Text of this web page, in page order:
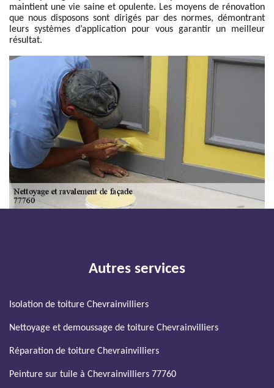
maintient une vie saine et opulente. Les moyens de rénovation
que nous disposons sont dirigés par des normes, démontrant
leurs systèmes d’application pour vous garantir un meilleur
résultat.
Autres services
Isolation de toiture Chevrainvilliers
Nettoyage et demoussage de toiture Chevrainvilliers
Réparation de toiture Chevrainvilliers
Peinture sur tuile à Chevrainvilliers 77760